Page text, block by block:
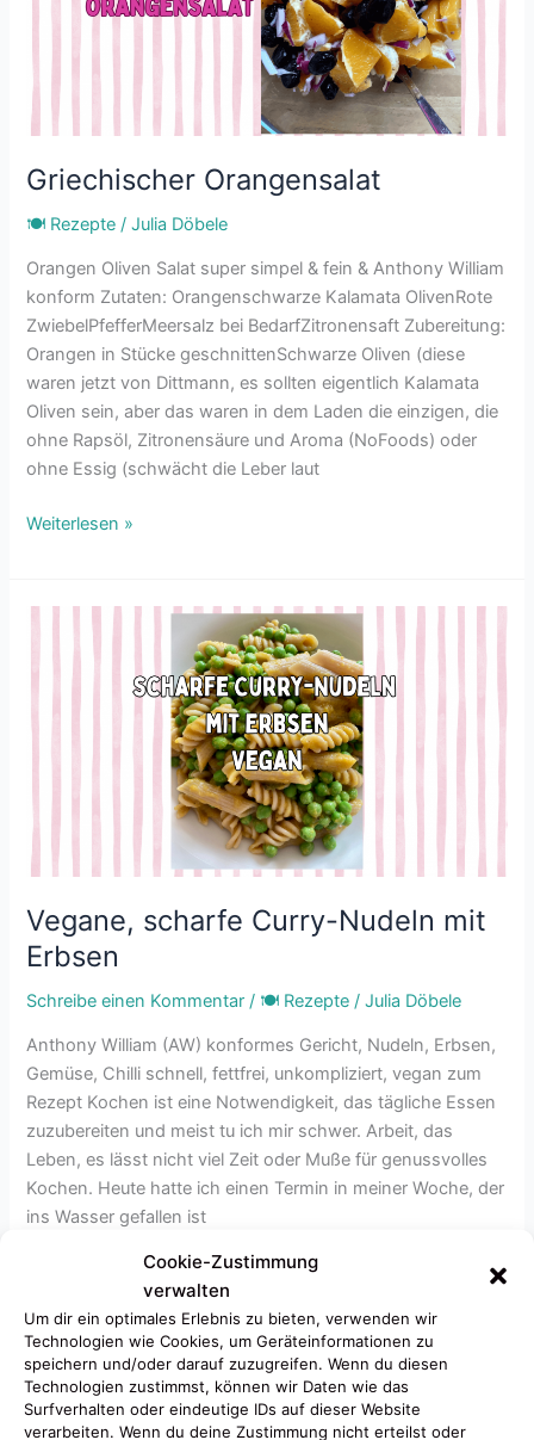
Cookie-Zustimmung
verwalten
Um dir ein optimales Erlebnis zu bieten, verwenden wir
Technologien wie Cookies, um Geräteinformationen zu
speichern und/oder darauf zuzugreifen. Wenn du diesen
Technologien zustimmst, können wir Daten wie das
Surfverhalten oder eindeutige IDs auf dieser Website
verarbeiten. Wenn du deine Zustimmung nicht erteilst oder
Griechischer Orangensalat
🍽 Rezepte /Julia Döbele
Orangen Oliven Salat super simpel & fein & Anthony William
konform Zutaten: Orangenschwarze Kalamata OlivenRote
ZwiebelPfefferMeersalz bei BedarfZitronensaft Zubereitung:
Orangen in Stücke geschnittenSchwarze Oliven (diese
waren jetzt von Dittmann, es sollten eigentlich Kalamata
Oliven sein, aber das waren in dem Laden die einzigen, die
ohne Rapsöl, Zitronensäure und Aroma (NoFoods) oder
ohne Essig (schwächt die Leber laut
Weiterlesen »
Vegane, scharfe Curry-Nudeln mit
Erbsen
Schreibe einen Kommentar / 🍽 Rezepte /Julia Döbele
Anthony William (AW) konformes Gericht, Nudeln, Erbsen,
Gemüse, Chilli schnell, fettfrei, unkompliziert, vegan zum
Rezept Kochen ist eine Notwendigkeit, das tägliche Essen
zuzubereiten und meist tu ich mir schwer. Arbeit, das
Leben, es lässt nicht viel Zeit oder Muße für genussvolles
Kochen. Heute hatte ich einen Termin in meiner Woche, der
ins Wasser gefallen ist
mit
Anthony
Williams
Anti-